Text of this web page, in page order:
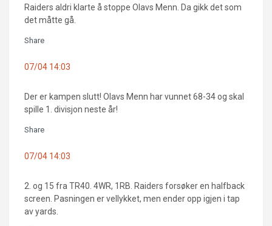
Raiders aldri klarte å stoppe Olavs Menn. Da gikk det som
det måtte gå.
Share
07/04 14:03
Der er kampen slutt! Olavs Menn har vunnet 68-34 og skal
spille 1. divisjon neste år!
Share
07/04 14:03
2. og 15 fra TR40. 4WR, 1RB. Raiders forsøker en halfback
screen. Pasningen er vellykket, men ender opp igjen i tap
av yards.